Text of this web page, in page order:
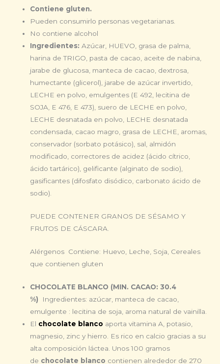
Contiene gluten.
Pueden consumirlo personas vegetarianas.
No contiene alcohol
Ingredientes: Azúcar, HUEVO, grasa de palma,
harina de TRIGO, pasta de cacao, aceite de nabina,
jarabe de glucosa, manteca de cacao, dextrosa,
humectante (glicerol), jarabe de azúcar invertido,
LECHE en polvo, emulgentes (E 492, lecitina de
SOJA, E 476, E 473), suero de LECHE en polvo,
LECHE desnatada en polvo, LECHE desnatada
condensada, cacao magro, grasa de LECHE, aromas,
conservador (sorbato potásico), sal, almidón
modificado, correctores de acidez (ácido cítrico,
ácido tartárico), gelificante (alginato de sodio),
gasificantes (difosfato disódico, carbonato ácido de
sodio).
PUEDE CONTENER GRANOS DE SÉSAMO Y
FRUTOS DE CÁSCARA.
Alérgenos Contiene: Huevo, Leche, Soja, Cereales
que contienen gluten
CHOCOLATE BLANCO (MIN. CACAO: 30.4
%)
Ingredientes: azúcar, manteca de cacao,
emulgente : lecitina de soja, aroma natural de vainilla.
El chocolate blanco aporta vitamina A, potasio,
magnesio, zinc y hierro. Es rico en calcio gracias a su
alta composición láctea. Unos 100 gramos
de chocolate blanco contienen alrededor de 270